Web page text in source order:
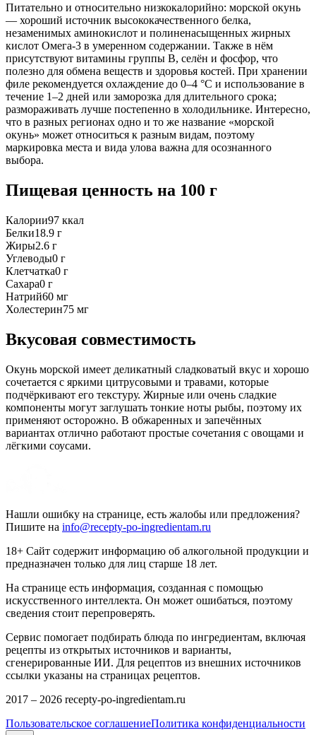
Питательно и относительно низкокалорийно: морской окунь
— хороший источник высококачественного белка,
незаменимых аминокислот и полиненасыщенных жирных
кислот Омега-3 в умеренном содержании. Также в нём
присутствуют витамины группы B, селён и фосфор, что
полезно для обмена веществ и здоровья костей. При хранении
филе рекомендуется охлаждение до 0–4 °C и использование в
течение 1–2 дней или заморозка для длительного срока;
размораживать лучше постепенно в холодильнике. Интересно,
что в разных регионах одно и то же название «морской
окунь» может относиться к разным видам, поэтому
маркировка места и вида улова важна для осознанного
выбора.
Пищевая ценность на 100 г
Калории97 ккал
Белки18.9 г
Жиры2.6 г
Углеводы0 г
Клетчатка0 г
Сахара0 г
Натрий60 мг
Холестерин75 мг
Вкусовая совместимость
Окунь морской имеет деликатный сладковатый вкус и хорошо
сочетается с яркими цитрусовыми и травами, которые
подчёркивают его текстуру. Жирные или очень сладкие
компоненты могут заглушать тонкие ноты рыбы, поэтому их
применяют осторожно. В обжаренных и запечённых
вариантах отлично работают простые сочетания с овощами и
лёгкими соусами.
Нашли ошибку на странице, есть жалобы или предложения?
Пишите на info@recepty-po-ingredientam.ru
18+ Сайт содержит информацию об алкогольной продукции и
предназначен только для лиц старше 18 лет.
На странице есть информация, созданная с помощью
искусственного интеллекта. Он может ошибаться, поэтому
сведения стоит перепроверять.
Сервис помогает подбирать блюда по ингредиентам, включая
рецепты из открытых источников и варианты,
сгенерированные ИИ. Для рецептов из внешних источников
ссылки указаны на страницах рецептов.
2017 – 2026 recepty-po-ingredientam.ru
Пользовательское соглашениеПолитика конфиденциальности